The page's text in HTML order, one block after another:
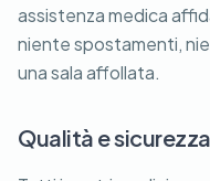
assistenza medica
niente spostamenti,
una sala affollata.
Qualità e